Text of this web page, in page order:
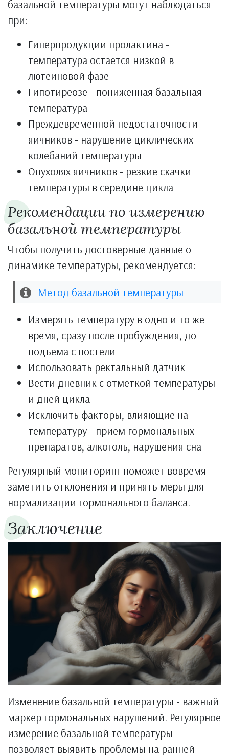
базальной температуры могут наблюдаться
при:
Гиперпродукции пролактина -
температура остается низкой в
лютеиновой фазе
Гипотиреозе - пониженная базальная
температура
Преждевременной недостаточности
яичников - нарушение циклических
колебаний температуры
Опухолях яичников - резкие скачки
температуры в середине цикла
Рекомендации по измерению
базальной температуры
Чтобы получить достоверные данные о
динамике температуры, рекомендуется:
Метод базальной температуры
Измерять температуру в одно и то же
время, сразу после пробуждения, до
подъема с постели
Использовать ректальный датчик
Вести дневник с отметкой температуры
и дней цикла
Исключить факторы, влияющие на
температуру - прием гормональных
препаратов, алкоголь, нарушения сна
Регулярный мониторинг поможет вовремя
заметить отклонения и принять меры для
нормализации гормонального баланса.
Заключение
Изменение базальной температуры - важный
маркер гормональных нарушений. Регулярное
измерение базальной температуры
позволяет выявить проблемы на ранней